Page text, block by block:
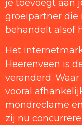
je toevoegt aan
groeipartner die
behandelt alsof
Het
Heerenveen is
veranderd.
vooral
mondreclame
zij nu